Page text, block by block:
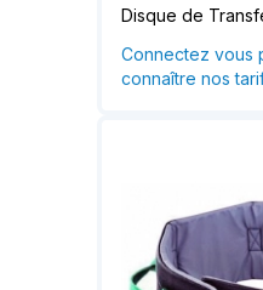
Disque de
Connectez vous
connaître nos